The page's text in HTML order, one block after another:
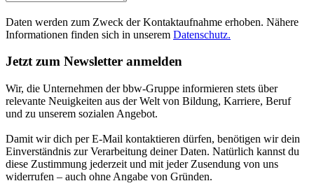
Daten werden zum Zweck der Kontaktaufnahme erhoben. Nähere
Informationen finden sich in unserem Datenschutz.
Jetzt zum Newsletter anmelden
Wir, die Unternehmen der bbw-Gruppe informieren stets über
relevante Neuigkeiten aus der Welt von Bildung, Karriere, Beruf
und zu unserem sozialen Angebot.
Damit wir dich per E-Mail kontaktieren dürfen, benötigen wir dein
Einverständnis zur Verarbeitung deiner Daten. Natürlich kannst du
diese Zustimmung jederzeit und mit jeder Zusendung von uns
widerrufen – auch ohne Angabe von Gründen.